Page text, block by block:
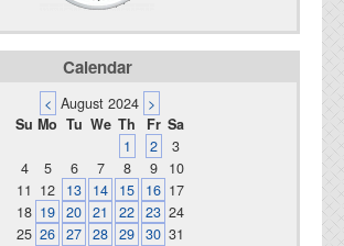
Calendar
< August 2024 >
Su Mo Tu We Th Fr Sa
1
2
3
4
5 6 7 8 9
10
11 12 13 14 15 16 17
18 19 20 21 22 23 24
25 26 27 28 29 30 31